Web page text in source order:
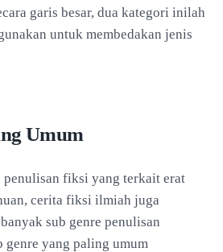
garis besar, dua kategori inilah
untuk membedakan jenis
Umum
penulisan fiksi yang terkait erat
cerita fiksi ilmiah juga
sub genre penulisan
genre yang paling umum